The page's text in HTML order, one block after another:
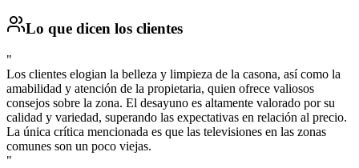
Lo que dicen los clientes
"
Los clientes elogian la belleza y limpieza de la casona, así como la
amabilidad y atención de la propietaria, quien ofrece valiosos
consejos sobre la zona. El desayuno es altamente valorado por su
calidad y variedad, superando las expectativas en relación al precio.
La única crítica mencionada es que las televisiones en las zonas
comunes son un poco viejas.
"